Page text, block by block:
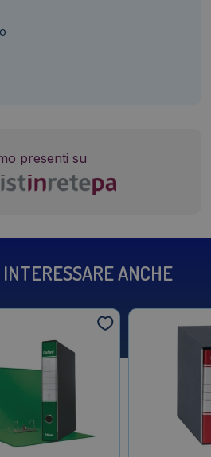
presenti su
ANCHE